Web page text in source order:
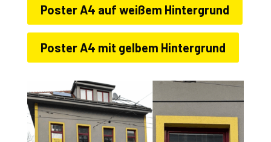
Poster A4 auf weißem Hintergrund
Poster A4 mit gelbem Hintergrund